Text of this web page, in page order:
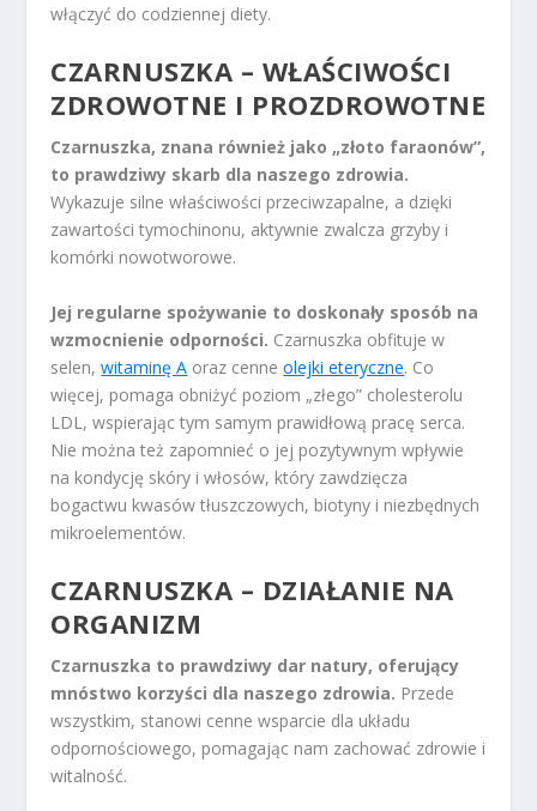
włączyć do codziennej diety.
CZARNUSZKA – WŁAŚCIWOŚCI
ZDROWOTNE I PROZDROWOTNE
Czarnuszka, znana również jako „złoto faraonów”,
to prawdziwy skarb dla naszego zdrowia.
Wykazuje silne właściwości przeciwzapalne, a dzięki
zawartości tymochinonu, aktywnie zwalcza grzyby i
komórki nowotworowe.
Jej regularne spożywanie to doskonały sposób na
wzmocnienie odporności. Czarnuszka obfituje w
selen,witaminę A oraz cenneolejki eteryczne. Co
więcej, pomaga obniżyć poziom „złego” cholesterolu
LDL, wspierając tym samym prawidłową pracę serca.
Nie można też zapomnieć o jej pozytywnym wpływie
na kondycję skóry i włosów, który zawdzięcza
bogactwu kwasów tłuszczowych, biotyny i niezbędnych
mikroelementów.
CZARNUSZKA – DZIAŁANIE NA
ORGANIZM
Czarnuszka to prawdziwy dar natury, oferujący
mnóstwo korzyści dla naszego zdrowia. Przede
wszystkim, stanowi cenne wsparcie dla układu
odpornościowego, pomagając nam zachować zdrowie i
witalność.